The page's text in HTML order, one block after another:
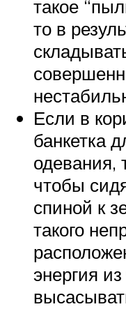
такое
то в
Если в
банкетка
одевания,
чтобы
спиной к
такого
энергия